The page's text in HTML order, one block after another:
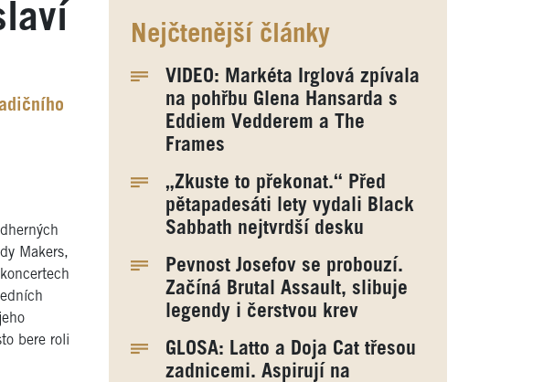
Makers,
bere roli
Nejčtenější články
VIDEO: Markéta Irglová zpívala
na pohřbu Glena Hansarda s
Eddiem Vedderem a The
Frames
„Zkuste to překonat.“ Před
pětapadesáti lety vydali Black
Sabbath nejtvrdší desku
Pevnost Josefov se probouzí.
Začíná Brutal Assault, slibuje
legendy i čerstvou krev
GLOSA: Latto a Doja Cat třesou
zadnicemi. Aspirují na